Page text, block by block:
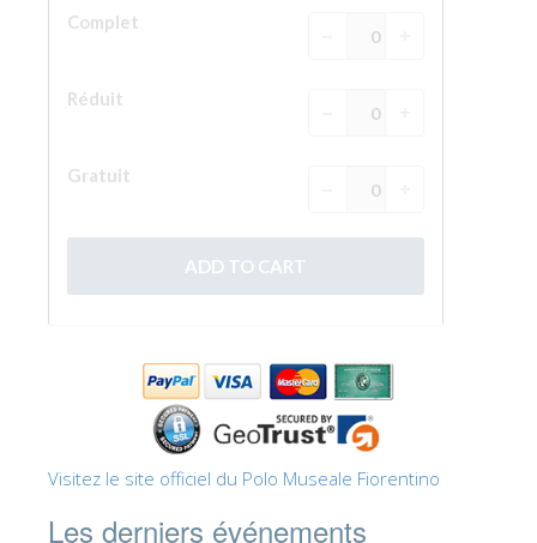
Visitez le site officiel du Polo Museale Fiorentino
Les derniers événements